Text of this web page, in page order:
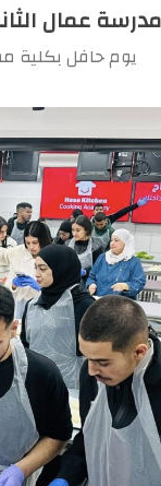
مدرسة عمال
يوم حافل بكلية